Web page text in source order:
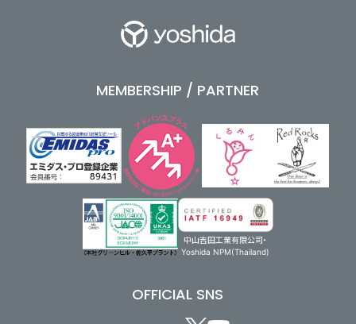
MEMBERSHIP / PARTNER
中山吉田工業有限公司・
Yoshida NPM(Thailand)
OFFICIAL SNS